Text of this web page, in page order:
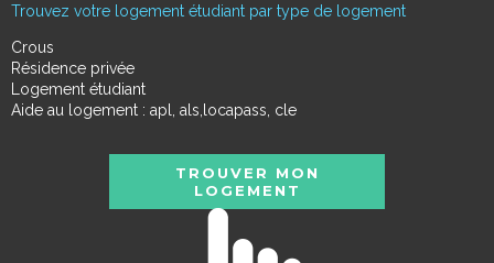
Trouvez votre logement étudiant par type de logement
Crous
Résidence privée
Logement étudiant
Aide au logement : apl, als,locapass, cle
TROUVER MON
LOGEMENT